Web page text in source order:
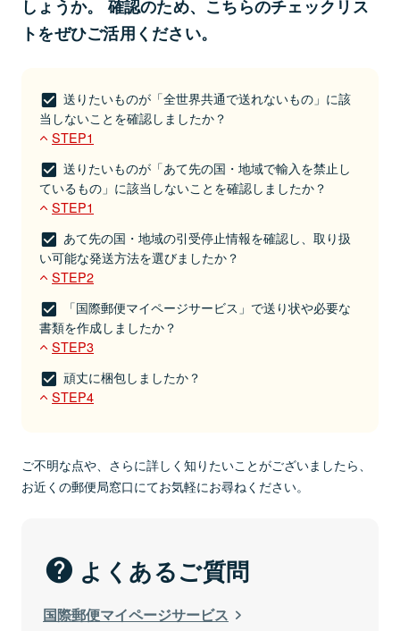
水を吸う紙などの緩衝材を使って動かないようにしてく
ださい。
内箱と外箱の間にも緩衝材を入れてください。
しょうか。 確認のため、こちらのチェックリス
トをぜひご活用ください。
送りたいものが「全世界共通で送れないもの」に該
当しないことを確認しましたか？
STEP1
送りたいものが「あて先の国・地域で輸入を禁止し
ているもの」に該当しないことを確認しましたか？
STEP1
あて先の国・地域の引受停止情報を確認し、取り扱
い可能な発送方法を選びましたか？
STEP2
「国際郵便マイページサービス」で送り状や必要な
書類を作成しましたか？
STEP3
頑丈に梱包しましたか？
STEP4
ご不明な点や、さらに詳しく知りたいことがございましたら、
お近くの郵便局窓口にてお気軽にお尋ねください。
よくあるご質問
国際郵便マイページサービス